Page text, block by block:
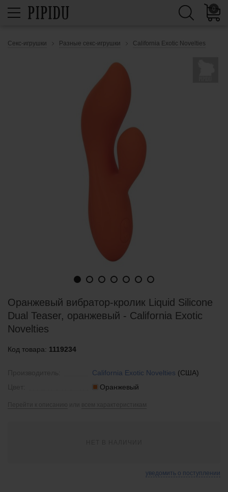
0
Секс-игрушки Разные секс-игрушки California Exotic Novelties
Оранжевый вибратор-кролик Liquid Silicone
Dual Teaser, оранжевый - California Exotic
Novelties
Код товара: 1119234
California Exotic Novelties (США)
Оранжевый
уведомить о поступлении